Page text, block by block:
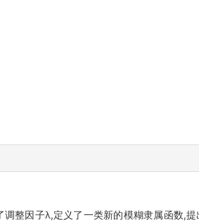
整因子λ,定义了一类新的模糊隶属函数,